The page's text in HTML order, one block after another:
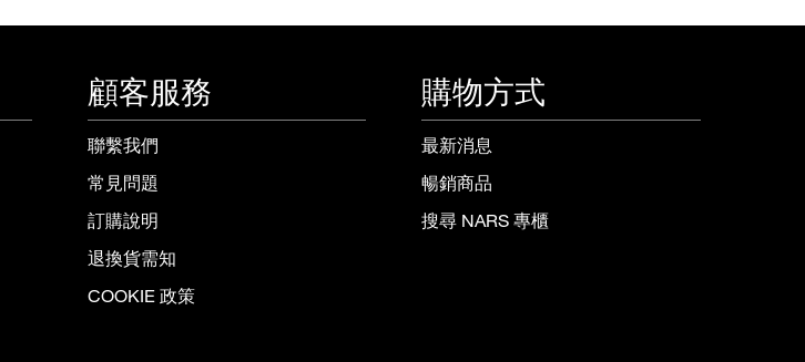
顧客服務
聯繫我們
常見問題
訂購說明
退換貨需知
COOKIE 政策
購物方式
最新消息
暢銷商品
搜尋 NARS 專櫃